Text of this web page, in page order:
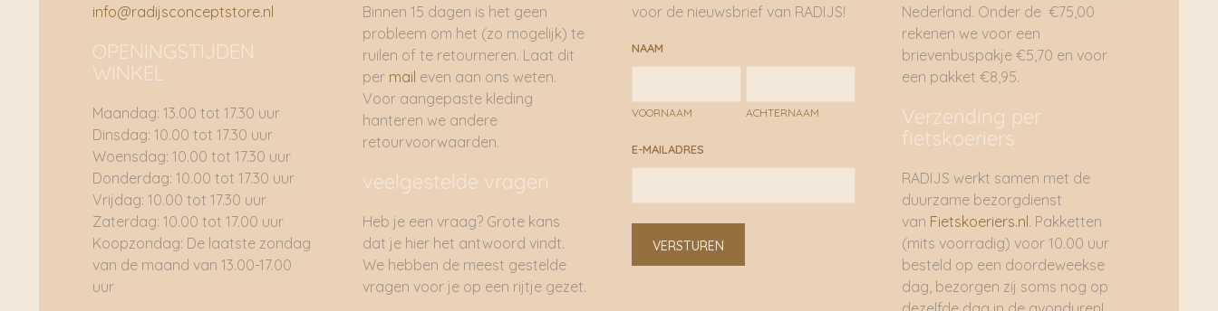
info@radijsconceptstore.nl
OPENINGSTIJDEN
WINKEL
Maandag: 13.00 tot 17.30 uur
Dinsdag: 10.00 tot 17.30 uur
Woensdag: 10.00 tot 17.30 uur
Donderdag: 10.00 tot 17.30 uur
Vrijdag: 10.00 tot 17.30 uur
Zaterdag: 10.00 tot 17.00 uur
Koopzondag: De laatste zondag
van de maand van 13.00-17.00
uur
Binnen 15 dagen is het geen
probleem om het (zo mogelijk) te
ruilen of te retourneren. Laat dit
permail even aan ons weten.
Voor aangepaste kleding
hanteren we andere
retourvoorwaarden.
veelgestelde vragen
Heb je een vraag? Grote kans
dat je hier het antwoord vindt.
We hebben de meest gestelde
vragen voor je op een rijtje gezet.
voor de nieuwsbrief van RADIJS!
NAAM
VOORNAAM ACHTERNAAM
E-MAILADRES
VERSTUREN
Nederland. Onder de €75,00
rekenen we voor een
brievenbuspakje €5,70 en voor
een pakket €8,95.
Verzending per
fietskoeriers
RADIJS werkt samen met de
duurzame bezorgdienst
van Fietskoeriers.nl . Pakketten
(mits voorradig) voor 10.00 uur
besteld op een doordeweekse
dag, bezorgen zij soms nog op